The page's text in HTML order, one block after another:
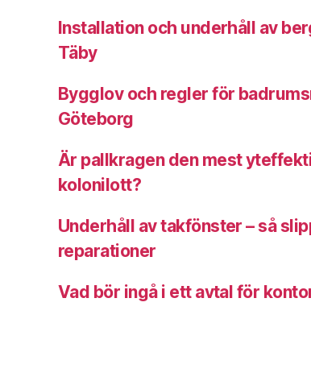
Installation och underhåll av
Täby
Bygglov och regler för
Göteborg
Är pallkragen den mest
kolonilott?
Underhåll av takfönster – så
reparationer
Vad bör ingå i ett avtal för